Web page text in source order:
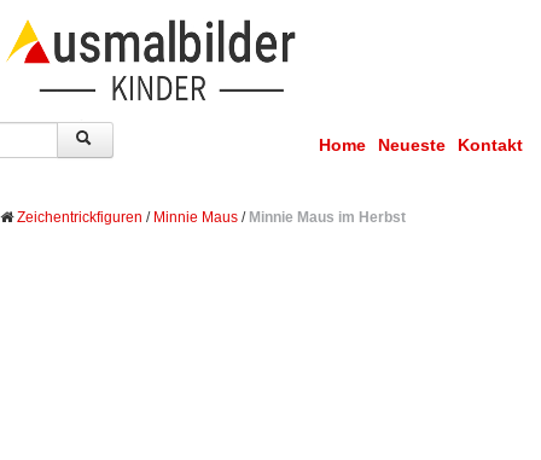
Home Neueste Kontakt
Zeichentrickfiguren / Minnie Maus / Minnie Maus im Herbst